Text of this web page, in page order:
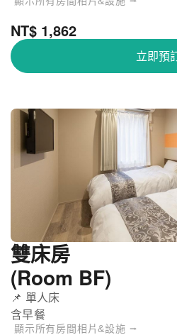
NT$ 1,862
立即預
雙床房
(Room BF)
📌 單人床
含早餐
顯示所有房間相片&設施 ⭢